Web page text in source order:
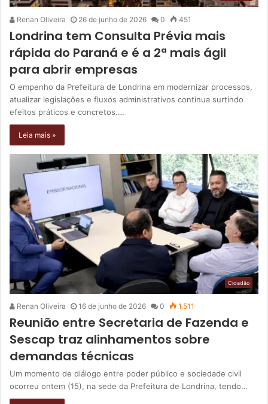
Renan Oliveira 26 de junho de 2026 0 451
Londrina tem Consulta Prévia mais
rápida do Paraná e é a 2ª mais ágil
para abrir empresas
O empenho da Prefeitura de Londrina em modernizar processos,
atualizar legislações e fluxos administrativos continua surtindo
efeitos práticos e concretos.…
Leia mais »
Cidadão
Renan Oliveira 16 de junho de 2026 0 1.511
Reunião entre Secretaria de Fazenda e
Sescap traz alinhamentos sobre
demandas técnicas
Um momento de diálogo entre poder público e sociedade civil
ocorreu ontem (15), na sede da Prefeitura de Londrina, tendo…